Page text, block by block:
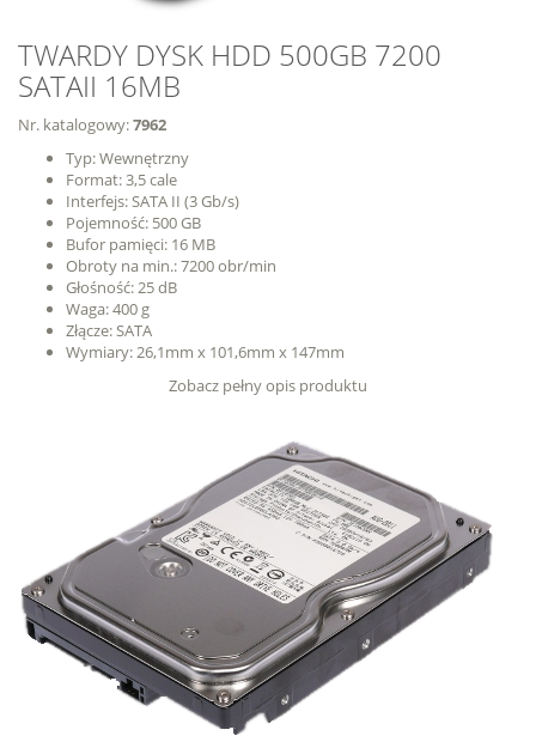
TWARDY DYSK HDD 500GB 7200
SATAII 16MB
Nr. katalogowy:7962
Typ: Wewnętrzny
Format: 3,5 cale
Interfejs: SATA II (3 Gb/s)
Pojemność: 500 GB
Bufor pamięci: 16 MB
Obroty na min.: 7200 obr/min
Głośność: 25 dB
Waga: 400 g
Złącze: SATA
Wymiary: 26,1mm x 101,6mm x 147mm
Zobacz pełny opis produktu